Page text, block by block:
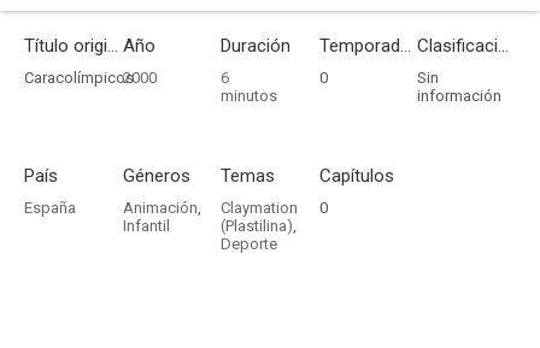
Título original
Caracolímpicos
Año
2000
Duración
6
minutos
Temporadas
0
Clasificación por edades
Sin
información
País
España
Géneros
Animación,
Infantil
Temas
Claymation
(Plastilina),
Deporte
Capítulos
0